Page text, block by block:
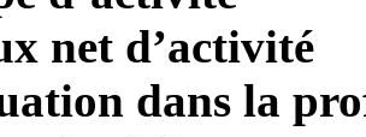
net d’activité
dans la